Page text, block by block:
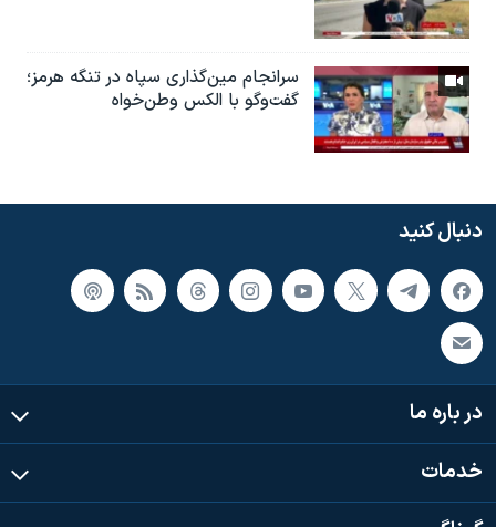
سرانجام مین‌گذاری‌ سپاه در تنگه هرمز؛
گفت‌وگو با الکس وطن‌خواه
دنبال کنید
در باره ما
خدمات